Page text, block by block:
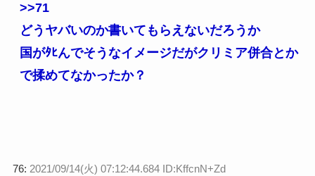
>>71
どうヤバいのか書いてもらえないだろうか
国がﾀﾋんでそうなイメージだがクリミア併合とか
で揉めてなかったか？
76: 2021/09/14(火) 07:12:44.684 ID:KffcnN+Zd